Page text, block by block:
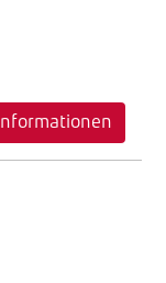
Informationen